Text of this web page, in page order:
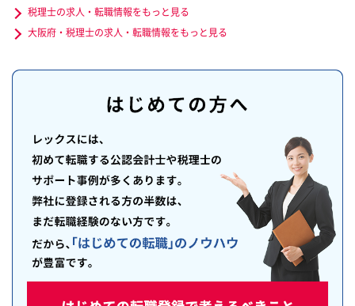
税理士の求人・転職情報をもっと見る
大阪府・税理士の求人・転職情報をもっと見る